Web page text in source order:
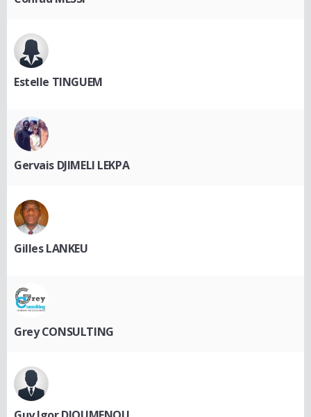
Estelle TINGUEM
Gervais DJIMELI LEKPA
Gilles LANKEU
Grey CONSULTING